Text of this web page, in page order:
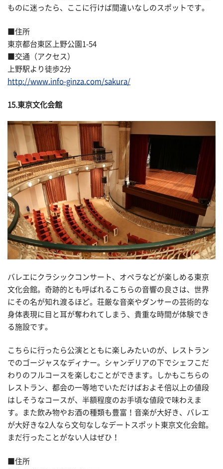
ものに迷ったら、ここに行けば間違いなしのスポットです。
■住所
東京都台東区上野公園1-54
■交通（アクセス）
上野駅より徒歩2分
http://www.info-ginza.com/sakura/
15.東京文化会館
バレエにクラシックコンサート、オペラなどが楽しめる東京
文化会館。奇跡的とも呼ばれるこちらの音響の良さは、世界
にその名が知れ渡るほど。荘厳な音楽やダンサーの芸術的な
身体表現に目と耳が奪われてしまう、貴重な時間が体験でき
る施設です。
こちらに行ったら公演とともに楽しみたいのが、レストラン
でのゴージャスなディナー。シャンデリアの下でシェフこだ
わりのフルコースを楽しむことができます。しかもこちらの
レストラン、都会の一等地でいただけばおよそ倍以上の値段
はしそうなコースが、半額程度のお手頃な値段で味わえま
す。また飲み物やお酒の種類も豊富！音楽が大好き、バレエ
が大好きな2人なら文句なしなデートスポット東京文化会館。
まだ行ったことがない人はぜひ！
■住所